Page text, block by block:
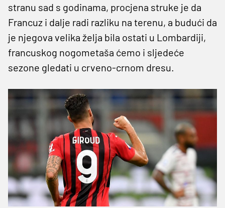
stranu sad s godinama, procjena struke je da
Francuz i dalje radi razliku na terenu, a budući da
je njegova velika želja bila ostati u Lombardiji,
francuskog nogometaša ćemo i sljedeće
sezone gledati u crveno-crnom dresu.